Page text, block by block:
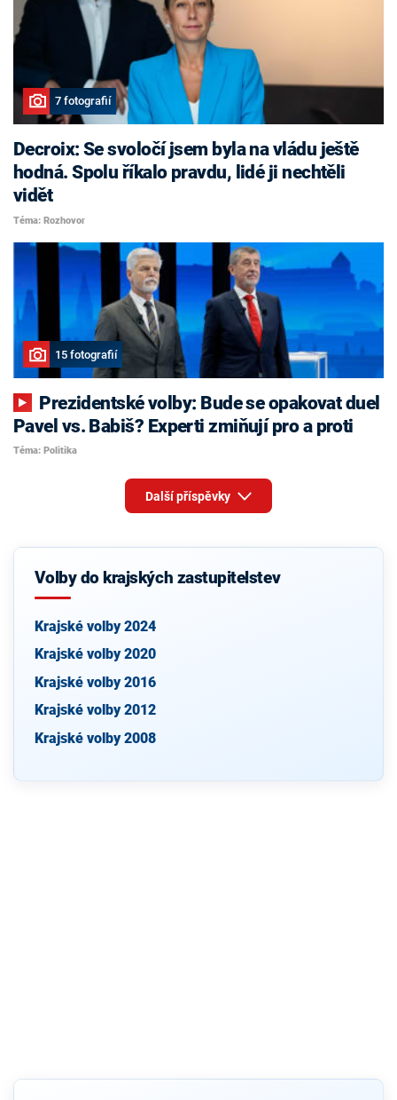
7 fotografií
Decroix: Se svoločí jsem byla na vládu ještě
hodná. Spolu říkalo pravdu, lidé ji nechtěli
vidět
Téma: Rozhovor
15 fotografií
Pavel vs. Babiš? Experti zmiňují pro a proti
Téma: Politika
Další příspěvky
Volby do krajských zastupitelstev
Krajské volby 2024
Krajské volby 2020
Krajské volby 2016
Krajské volby 2012
Krajské volby 2008